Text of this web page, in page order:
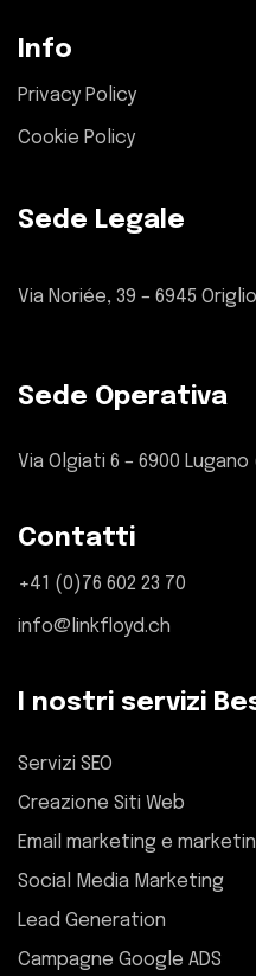
Info
Privacy Policy
Cookie Policy
Sede Legale
Via Noriée, 39 – 6945
Sede Operativa
Via Olgiati 6 – 6900
Contatti
+41 (0)76 602 23 70
info@linkfloyd.ch
I nostri servizi
Servizi SEO
Creazione Siti Web
Email marketing e
Social Media Marketing
Lead Generation
Campagne Google ADS